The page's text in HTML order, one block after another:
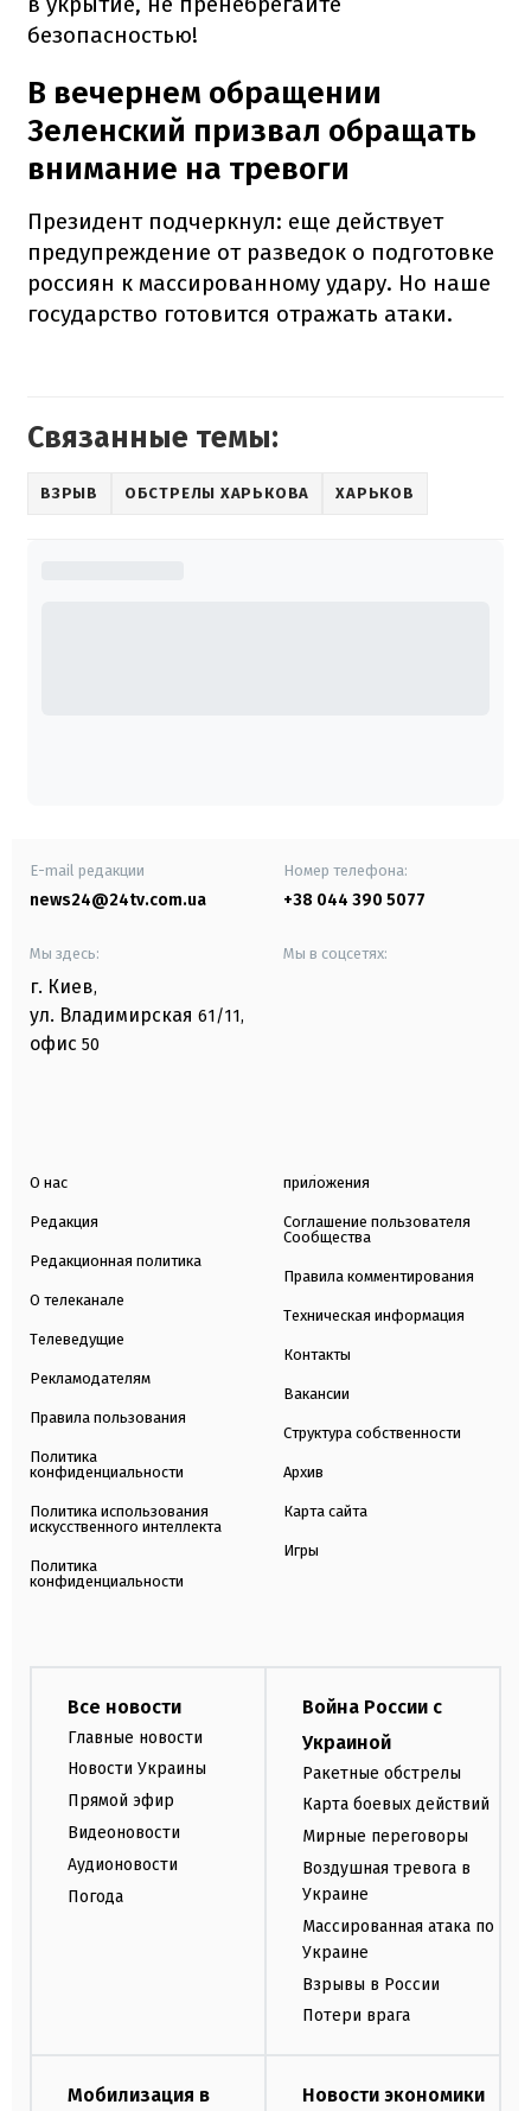
безопасностью!
В вечернем обращении
Зеленский призвал обращать
внимание на тревоги
Президент подчеркнул: еще действует
предупреждение от разведок о подготовке
россиян к массированному удару. Но наше
государство готовится отражать атаки.
Связанные темы:
ВЗРЫВ ОБСТРЕЛЫ ХАРЬКОВА ХАРЬКОВ
E-mail редакции
news24@24tv.com.ua
Номер телефона:
+38 044 390 5077
Мы здесь:
г. Киев,
ул. Владимирская 61/11,
офис 50
Мы в соцсетях:
О нас
Редакция
Редакционная политика
О телеканале
Телеведущие
Рекламодателям
Правила пользования
Политика
конфиденциальности
Политика использования
искусственного интеллекта
Политика
конфиденциальности
приложения
Соглашение пользователя
Сообщества
Правила комментирования
Техническая информация
Контакты
Вакансии
Структура собственности
Архив
Карта сайта
Игры
Все новости
Главные новости
Новости Украины
Прямой эфир
Видеоновости
Аудионовости
Погода
Война России с
Украиной
Ракетные обстрелы
Карта боевых действий
Мирные переговоры
Воздушная тревога в
Украине
Массированная атака по
Украине
Взрывы в России
Потери врага
Мобилизация в
Новости экономики